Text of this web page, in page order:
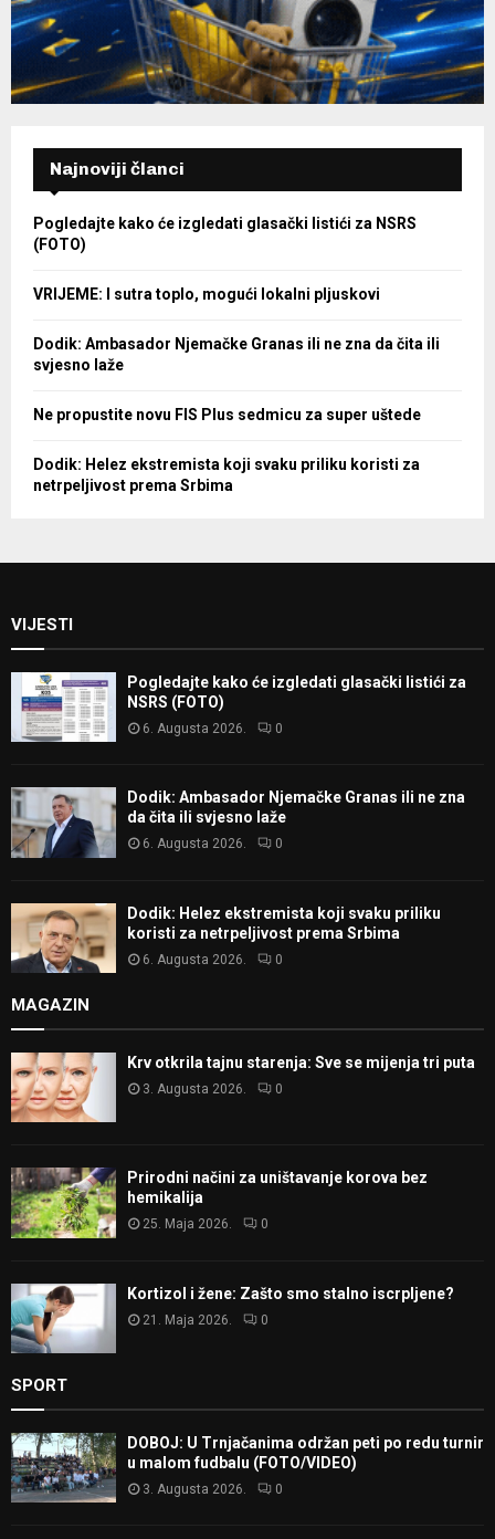
Najnoviji članci
Pogledajte kako će izgledati glasački listići za NSRS
(FOTO)
VRIJEME: I sutra toplo, mogući lokalni pljuskovi
Dodik: Ambasador Njemačke Granas ili ne zna da čita ili
svjesno laže
Ne propustite novu FIS Plus sedmicu za super uštede
Dodik: Helez ekstremista koji svaku priliku koristi za
netrpeljivost prema Srbima
VIJESTI
Pogledajte kako će izgledati glasački listići za
NSRS (FOTO)
6. Augusta 2026. 0
Dodik: Ambasador Njemačke Granas ili ne zna
da čita ili svjesno laže
6. Augusta 2026. 0
Dodik: Helez ekstremista koji svaku priliku
koristi za netrpeljivost prema Srbima
6. Augusta 2026. 0
MAGAZIN
Krv otkrila tajnu starenja: Sve se mijenja tri puta
3. Augusta 2026. 0
Prirodni načini za uništavanje korova bez
hemikalija
25. Maja 2026. 0
Kortizol i žene: Zašto smo stalno iscrpljene?
21. Maja 2026. 0
SPORT
DOBOJ: U Trnjačanima održan peti po redu turnir
u malom fudbalu (FOTO/VIDEO)
3. Augusta 2026. 0